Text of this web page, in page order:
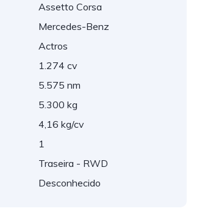
Assetto Corsa
Mercedes-Benz
Actros
1.274 cv
5.575 nm
5.300 kg
4,16 kg/cv
1
Traseira - RWD
Desconhecido